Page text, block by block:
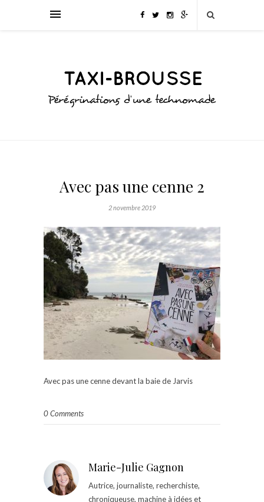
Avec pas une cenne 2
2 novembre 2019
Avec pas une cenne devant la baie de Jarvis
0 Comments
Marie-Julie Gagnon
Autrice, journaliste, recherchiste,
chroniqueuse, machine à idées et